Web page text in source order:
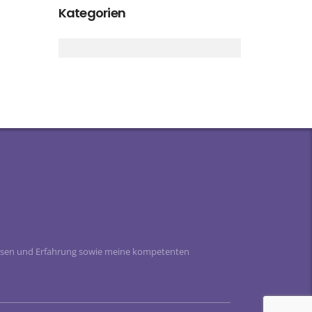
Kategorien
und Erfahrung sowie meine kompetenten